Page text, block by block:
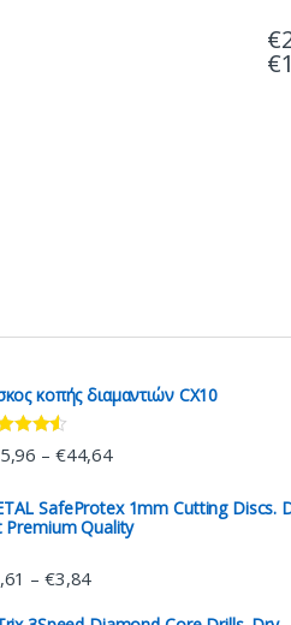
€
€
κοπής διαμαντιών CX10
4.33
of 5
– €44,64
SafeProtex 1mm Cutting Discs.
Premium Quality
– €3,84